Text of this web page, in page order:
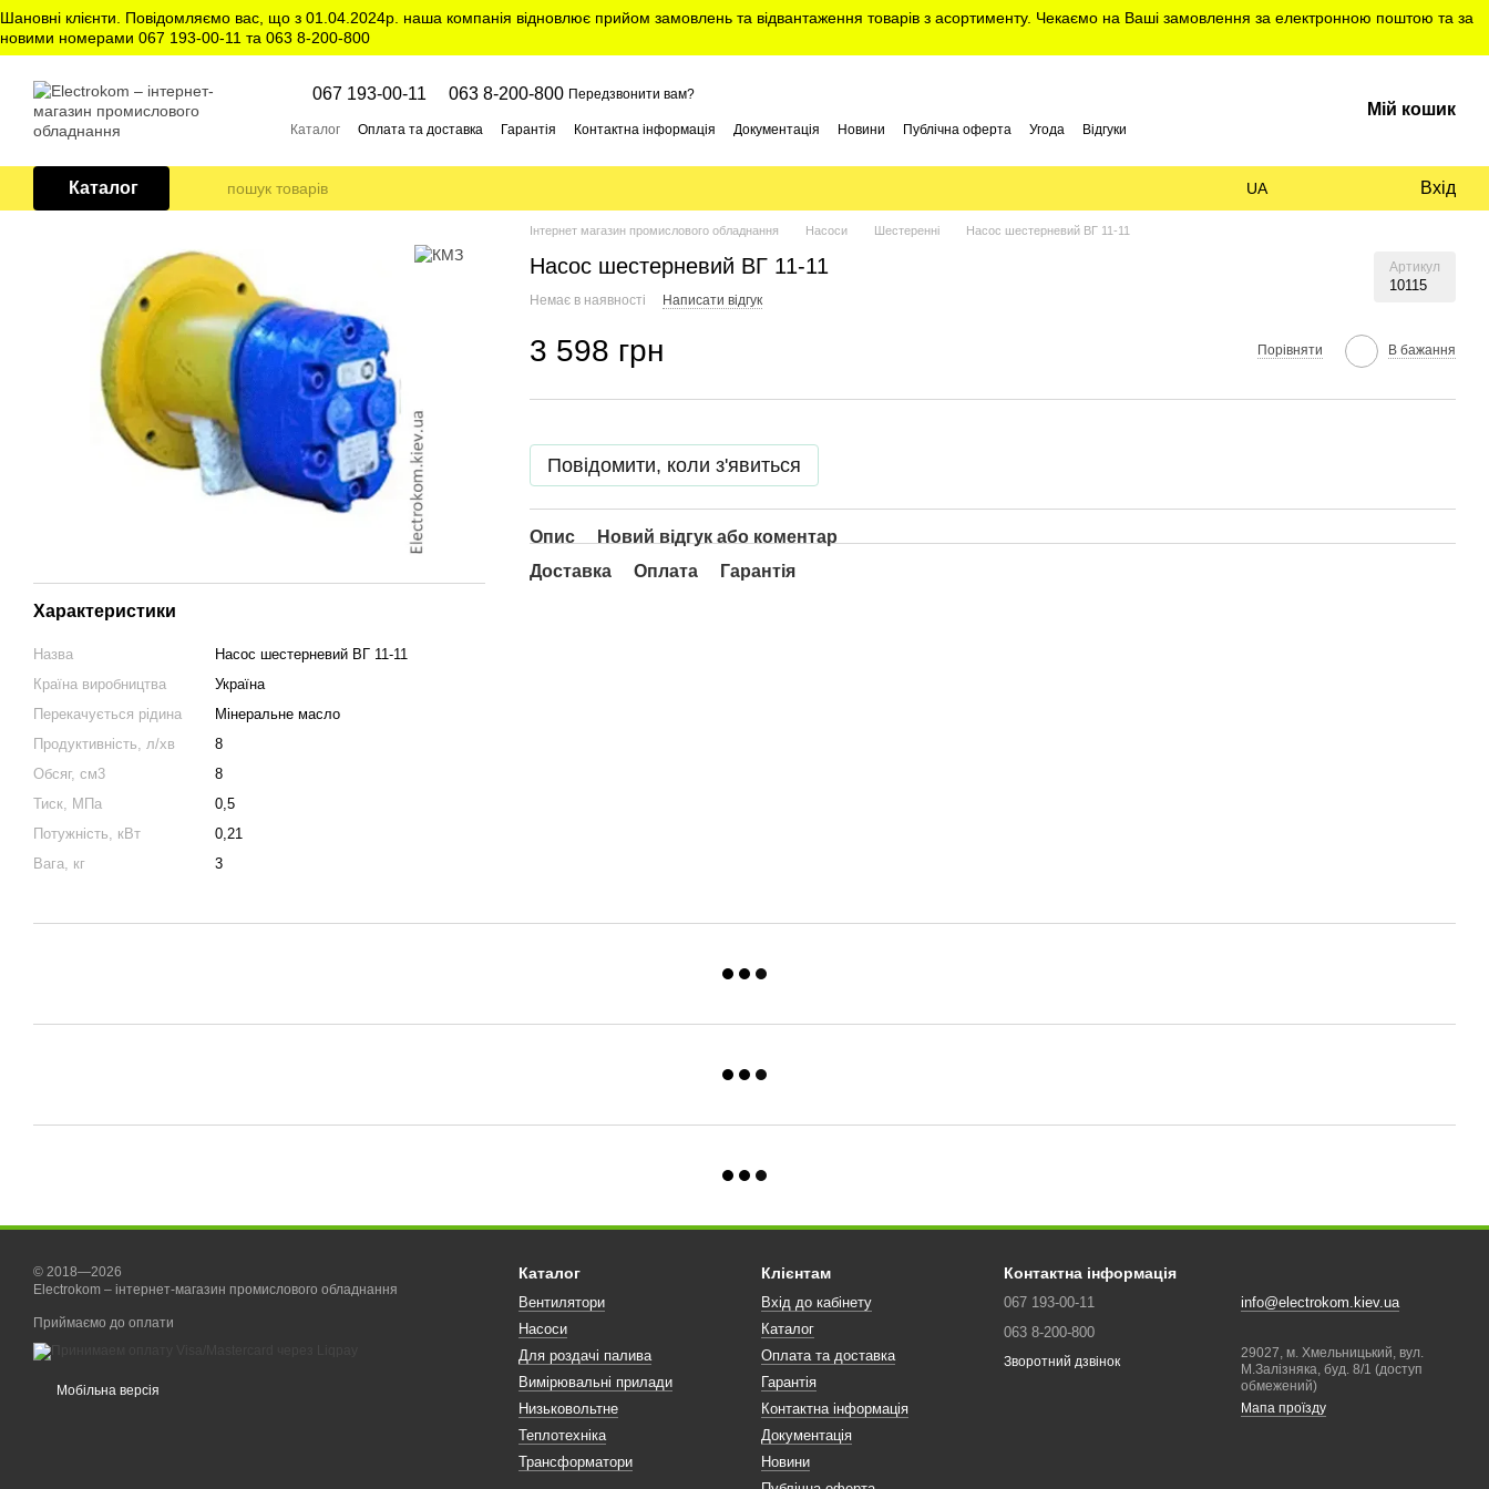
Перейти до основного контенту
Шановні клієнти. Повідомляємо вас, що з 01.04.2024р. наша компанія відновлює прийом замовлень та відвантаження товарів з асортименту. Чекаємо на Ваші замовлення за електронною поштою та за
новими номерами 067 193-00-11 та 063 8-200-800
067 193-00-11 063 8-200-800 Передзвонити вам?
Каталог Оплата та доставка Гарантія Контактна інформація Документація Новини Публічна оферта Угода Відгуки
Мій кошик
Каталог UA Вхід
Характеристики
Назва
Насос шестерневий ВГ 11-11
Країна виробництва
Україна
Перекачується рідина
Мінеральне масло
Продуктивність, л/хв
8
Обсяг, см3
8
Тиск, МПа
0,5
Потужність, кВт
0,21
Вага, кг
3
Інтернет магазин промислового обладнання Насоси Шестеренні Насос шестерневий ВГ 11-11
Насос шестерневий ВГ 11-11 Артикул
10115
Немає в наявності Написати відгук
3 598 грн Порівняти В бажання
Повідомити, коли з'явиться
Опис
Новий відгук або коментар
Доставка
Оплата Гарантія
© 2018—2026
Electrokom – інтернет-магазин промислового обладнання
Приймаємо до оплати
Мобільна версія
Каталог
Вентилятори
Насоси
Для роздачі палива
Вимірювальні прилади
Низьковольтне
Теплотехніка
Трансформатори
Клієнтам
Вхід до кабінету
Каталог
Оплата та доставка
Гарантія
Контактна інформація
Документація
Новини
Контактна інформація
067 193-00-11
063 8-200-800
Зворотний дзвінок
info@electrokom.kiev.ua
29027, м. Хмельницький, вул.
М.Залізняка, буд. 8/1 (доступ
обмежений)
Мапа проїзду